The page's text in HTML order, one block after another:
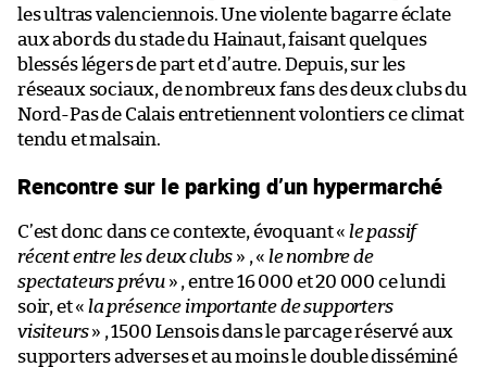
les ultras valenciennois. Une violente bagarre éclate
aux abords du stade du Hainaut, faisant quelques
blessés légers de part et d’autre. Depuis, sur les
réseaux sociaux, de nombreux fans des deux clubs du
Nord-Pas de Calais entretiennent volontiers ce climat
tendu et malsain.
Rencontre sur le parking d’un hypermarché
C’est donc dans ce contexte, évoquant « le passif
récent entre les deux clubs » , « le nombre de
spectateurs prévu» , entre 16 000 et 20 000 ce lundi
soir, et « la présence importante de supporters
visiteurs» , 1500 Lensois dans le parcage réservé aux
supporters adverses et au moins le double disséminé